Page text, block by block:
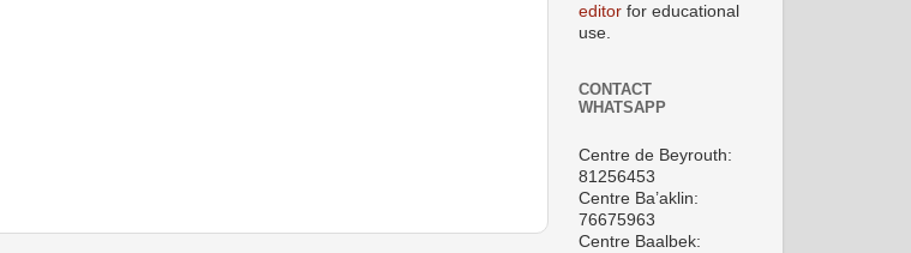
editor for educational
use.
CONTACT
WHATSAPP
Centre de Beyrouth:
81256453
Centre Ba’aklin:
76675963
Centre Baalbek: